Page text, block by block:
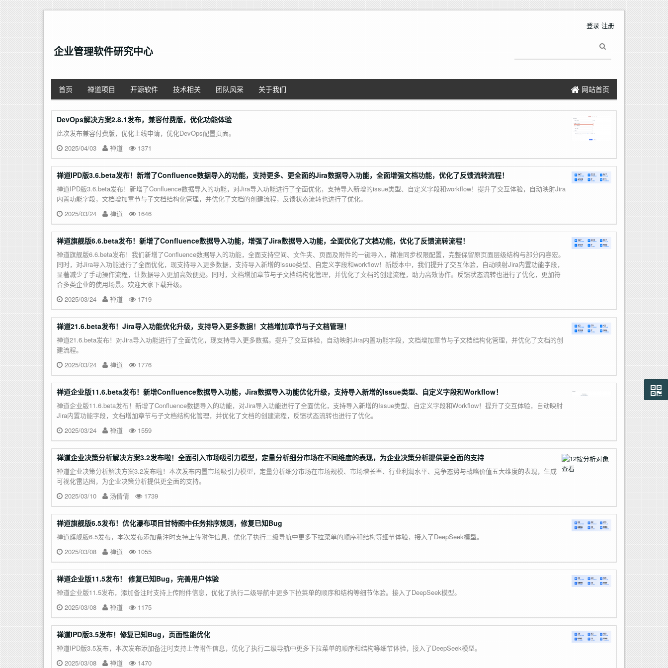
登录 注册
企业管理软件研究中心
首页 禅道项目 开源软件 技术相关 团队风采 关于我们 网站首页
DevOps解决方案2.8.1发布，兼容付费版，优化功能体验
此次发布兼容付费版，优化上线申请，优化DevOps配置页面。
2025/04/03
禅道 1371
禅道IPD版3.6.beta发布！新增了Confluence数据导入的功能，支持更多、更全面的Jira数据导入功能，全面增强文档功能，优化了反馈流转流程！
禅道IPD版3.6.beta发布！新增了Confluence数据导入的功能，对Jira导入功能进行了全面优化，支持导入新增的issue类型、自定义字段和workflow！提升了交互体验，自动映射Jira
内置功能字段，文档增加章节与子文档结构化管理，并优化了文档的创建流程，反馈状态流转也进行了优化。
2025/03/24
禅道 1646
禅道旗舰版6.6.beta发布！新增了Confluence数据导入功能，增强了Jira数据导入功能，全面优化了文档功能，优化了反馈流转流程！
禅道旗舰版6.6.beta发布！我们新增了Confluence数据导入的功能，全面支持空间、文件夹、页面及附件的一键导入，精准同步权限配置，完整保留原页面层级结构与部分内容宏。
同时，对Jira导入功能进行了全面优化，现支持导入更多数据，支持导入新增的issue类型、自定义字段和workflow！新版本中，我们提升了交互体验，自动映射Jira内置功能字段，
显著减少了手动操作流程，让数据导入更加高效便捷。同时，文档增加章节与子文档结构化管理，并优化了文档的创建流程，助力高效协作。反馈状态流转也进行了优化，更加符
合多类企业的使用场景。欢迎大家下载升级。
2025/03/24
禅道 1719
禅道21.6.beta发布！Jira导入功能优化升级，支持导入更多数据！文档增加章节与子文档管理！
禅道21.6.beta发布！对Jira导入功能进行了全面优化，现支持导入更多数据。提升了交互体验，自动映射Jira内置功能字段，文档增加章节与子文档结构化管理，并优化了文档的创
建流程。
2025/03/24
禅道 1776
禅道企业版11.6.beta发布！新增Confluence数据导入功能，Jira数据导入功能优化升级，支持导入新增的Issue类型、自定义字段和Workflow！
禅道企业版11.6.beta发布！新增了Confluence数据导入的功能，对Jira导入功能进行了全面优化，支持导入新增的Issue类型、自定义字段和Workflow！提升了交互体验，自动映射
Jira内置功能字段，文档增加章节与子文档结构化管理，并优化了文档的创建流程，反馈状态流转也进行了优化。
2025/03/24
禅道 1559
禅道企业决策分析解决方案3.2发布啦！全面引入市场吸引力模型，定量分析细分市场在不同维度的表现，为企业决策分析提供更全面的支持
禅道企业决策分析解决方案3.2发布啦！本次发布内置市场吸引力模型，定量分析细分市场在市场规模、市场增长率、行业利润水平、竞争态势与战略价值五大维度的表现，生成
可视化雷达图，为企业决策分析提供更全面的支持。
2025/03/10
汤倩倩 1739
禅道旗舰版6.5发布！优化瀑布项目甘特图中任务排序规则，修复已知Bug
禅道旗舰版6.5发布，本次发布添加备注时支持上传附件信息，优化了执行二级导航中更多下拉菜单的顺序和结构等细节体验，接入了DeepSeek模型。
2025/03/08
禅道 1055
禅道企业版11.5发布！ 修复已知Bug，完善用户体验
禅道企业版11.5发布，添加备注时支持上传附件信息，优化了执行二级导航中更多下拉菜单的顺序和结构等细节体验。接入了DeepSeek模型。
2025/03/08
禅道 1175
禅道IPD版3.5发布！修复已知Bug，页面性能优化
禅道IPD版3.5发布，本次发布添加备注时支持上传附件信息，优化了执行二级导航中更多下拉菜单的顺序和结构等细节体验，接入了DeepSeek模型。
2025/03/08
禅道 1470